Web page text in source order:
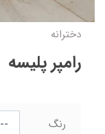
دخترانه
رامپر پلیسه
رنگ